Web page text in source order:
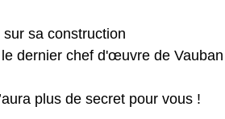
sa construction
dernier chef d'œuvre de Vauban
plus de secret pour vous !